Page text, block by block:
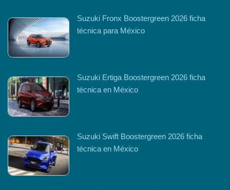
Suzuki Fronx Boostergreen 2026 ficha
técnica para México
Suzuki Ertiga Boostergreen 2026 ficha
técnica en México
Suzuki Swift Boostergreen 2026 ficha
técnica en México